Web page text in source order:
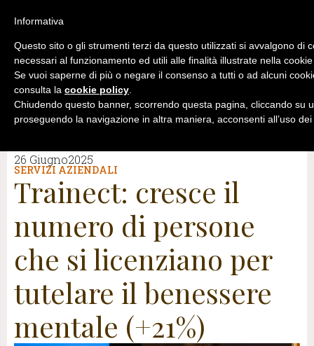
26 Giugno2025
SERVIZI AZIENDALI
Trainect: cresce il
numero di persone
che si licenziano per
tutelare il benessere
mentale (+21%)
Informativa
Questo sito o gli strumenti terzi da questo utilizzati si avvalgono di
necessari al funzionamento ed utili alle finalità illustrate nella
Se vuoi saperne di più o negare il consenso a tutti o ad alcuni
consulta la cookie policy.
Chiudendo questo banner, scorrendo questa pagina, cliccando su
proseguendo la navigazione in altra maniera, acconsenti all’uso